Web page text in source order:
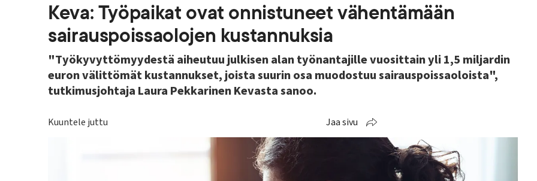
Keva: Työpaikat ovat onnistuneet vähentämään
sairauspoissaolojen kustannuksia
"Työkyvyttömyydestä aiheutuu julkisen alan työnantajille vuosittain yli 1,5 miljardin
euron välittömät kustannukset, joista suurin osa muodostuu sairauspoissaoloista",
tutkimusjohtaja Laura Pekkarinen Kevasta sanoo.
Kuuntele juttu Jaa sivu